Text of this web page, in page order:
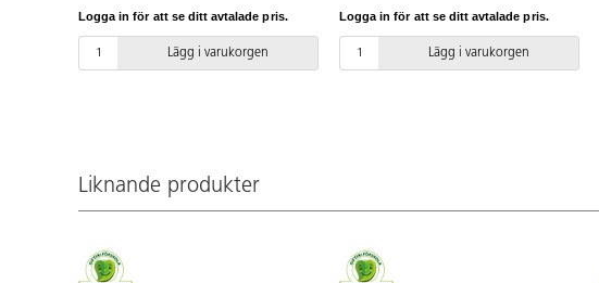
Logga in för att se ditt avtalade pris.
Lägg i varukorgen
pappersmassa. FSC-certifierat. PVC-
fri.
Logga in för att se ditt avtalade pris.
Lägg i varukorgen
Liknande produkter